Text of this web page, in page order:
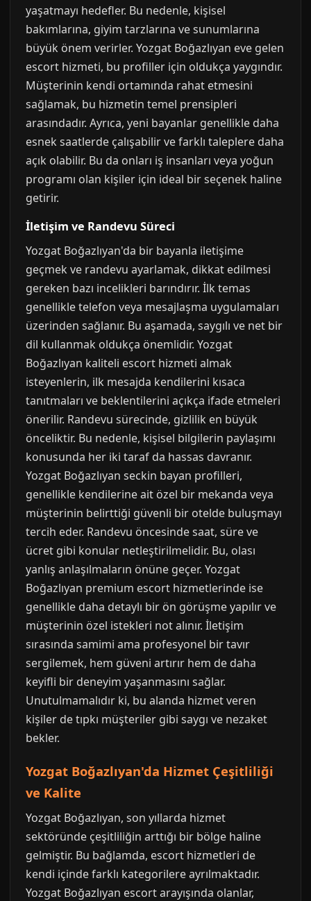
yaşatmayı hedefler. Bu nedenle, kişisel
bakımlarına, giyim tarzlarına ve sunumlarına
büyük önem verirler. Yozgat Boğazlıyan eve gelen
escort hizmeti, bu profiller için oldukça yaygındır.
Müşterinin kendi ortamında rahat etmesini
sağlamak, bu hizmetin temel prensipleri
arasındadır. Ayrıca, yeni bayanlar genellikle daha
esnek saatlerde çalışabilir ve farklı taleplere daha
açık olabilir. Bu da onları iş insanları veya yoğun
programı olan kişiler için ideal bir seçenek haline
getirir.
İletişim ve Randevu Süreci
Yozgat Boğazlıyan'da bir bayanla iletişime
geçmek ve randevu ayarlamak, dikkat edilmesi
gereken bazı incelikleri barındırır. İlk temas
genellikle telefon veya mesajlaşma uygulamaları
üzerinden sağlanır. Bu aşamada, saygılı ve net bir
dil kullanmak oldukça önemlidir. Yozgat
Boğazlıyan kaliteli escort hizmeti almak
isteyenlerin, ilk mesajda kendilerini kısaca
tanıtmaları ve beklentilerini açıkça ifade etmeleri
önerilir. Randevu sürecinde, gizlilik en büyük
önceliktir. Bu nedenle, kişisel bilgilerin paylaşımı
konusunda her iki taraf da hassas davranır.
Yozgat Boğazlıyan seckin bayan profilleri,
genellikle kendilerine ait özel bir mekanda veya
müşterinin belirttiği güvenli bir otelde buluşmayı
tercih eder. Randevu öncesinde saat, süre ve
ücret gibi konular netleştirilmelidir. Bu, olası
yanlış anlaşılmaların önüne geçer. Yozgat
Boğazlıyan premium escort hizmetlerinde ise
genellikle daha detaylı bir ön görüşme yapılır ve
müşterinin özel istekleri not alınır. İletişim
sırasında samimi ama profesyonel bir tavır
sergilemek, hem güveni artırır hem de daha
keyifli bir deneyim yaşanmasını sağlar.
Unutulmamalıdır ki, bu alanda hizmet veren
kişiler de tıpkı müşteriler gibi saygı ve nezaket
bekler.
Yozgat Boğazlıyan'da Hizmet Çeşitliliği
ve Kalite
Yozgat Boğazlıyan, son yıllarda hizmet
sektöründe çeşitliliğin arttığı bir bölge haline
gelmiştir. Bu bağlamda, escort hizmetleri de
kendi içinde farklı kategorilere ayrılmaktadır.
Yozgat Boğazlıyan escort arayışında olanlar,